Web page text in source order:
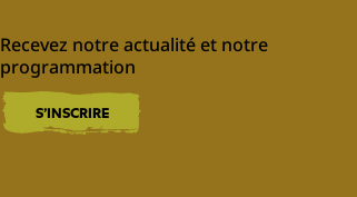
Recevez notre actualité et notre
programmation
S'INSCRIRE